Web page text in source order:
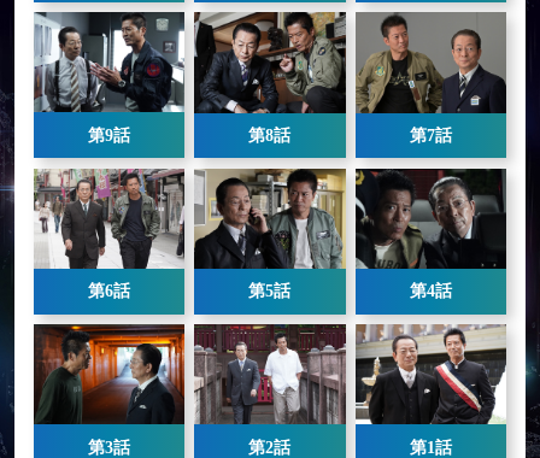
第9話 第8話 第7話
第6話 第5話 第4話
第3話 第2話 第1話